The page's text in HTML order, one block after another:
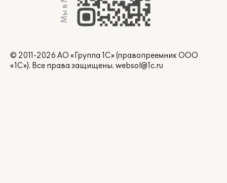
© 2011-2026 АО «Группа 1С» (правопреемник ООО
«1С»). Все права защищены. websol@1c.ru